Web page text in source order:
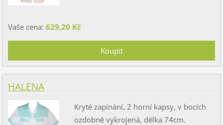
Vaše cena: 629,20 Kč
HALENA
Kryté zapínání, 2 horní kapsy, v bocích
ozdobně vykrojená, délka 74cm.